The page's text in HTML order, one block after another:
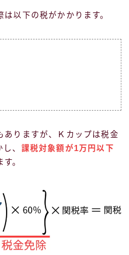
以下の税がかかります。
ありますが、Ｋカップは税金
、 課税対象額が1万円以下
。